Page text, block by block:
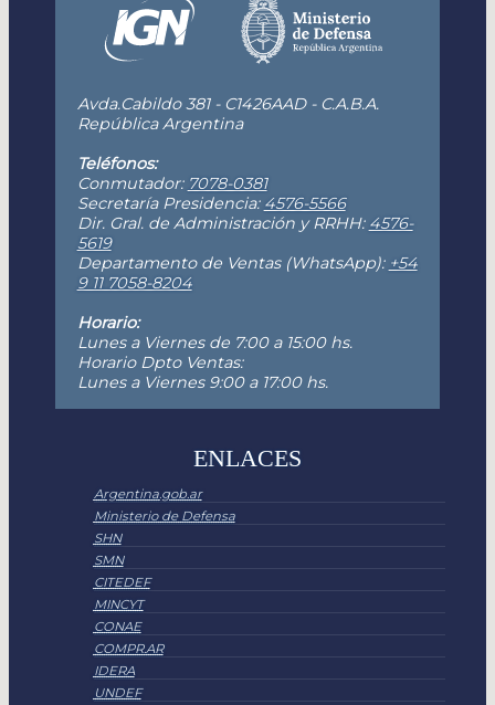
Avda.Cabildo 381 - C1426AAD - C.A.B.A.
República Argentina
Teléfonos:
Conmutador: 7078-0381
Secretaría Presidencia: 4576-5566
Dir. Gral. de Administración y RRHH: 4576-
5619
Departamento de Ventas (WhatsApp): +54
9 11 7058-8204
Horario:
Lunes a Viernes de 7:00 a 15:00 hs.
Horario Dpto Ventas:
Lunes a Viernes 9:00 a 17:00 hs.
ENLACES
Argentina.gob.ar
Ministerio de Defensa
SHN
SMN
CITEDEF
MINCYT
CONAE
COMPR.AR
IDERA
UNDEF